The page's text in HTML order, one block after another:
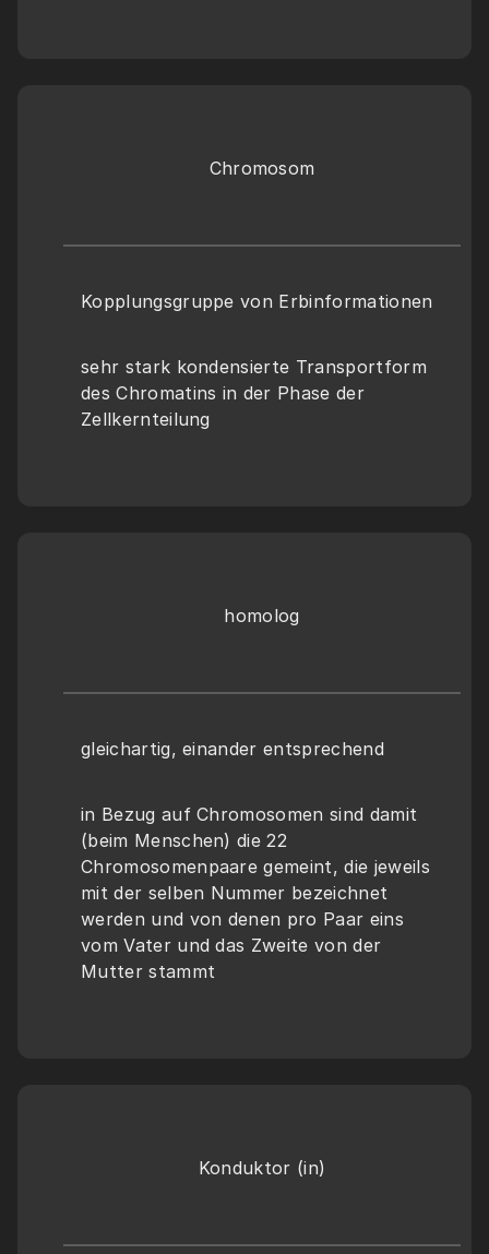
Chromosom
Kopplungsgruppe von Erbinformationen
sehr stark kondensierte Transportform
des Chromatins in der Phase der
Zellkernteilung
homolog
gleichartig, einander entsprechend
in Bezug auf Chromosomen sind damit
(beim Menschen) die 22
Chromosomenpaare gemeint, die jeweils
mit der selben Nummer bezeichnet
werden und von denen pro Paar eins
vom Vater und das Zweite von der
Mutter stammt
Konduktor (in)